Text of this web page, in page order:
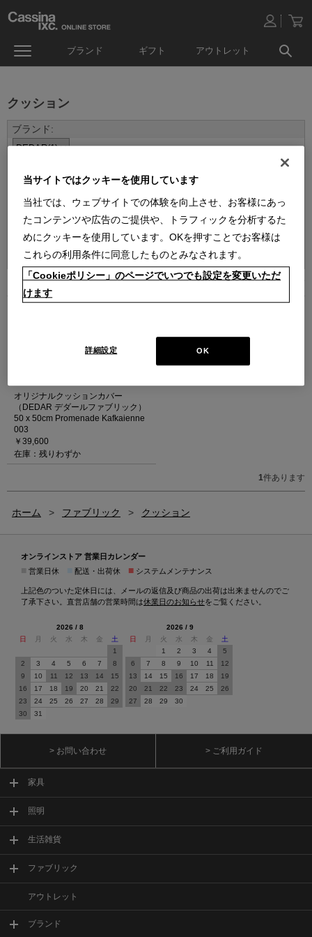
ブランド ギフト アウトレット
クッション
並べ替え：
1件あります
オリジナルクッションカバー
（DEDAR デダールファブリック）
50 x 50cm Promenade Kafkaienne
003
￥39,600
在庫：残りわずか
1件あります
ホーム > ファブリック > クッション
オンラインストア 営業日カレンダー
営業日休 配送・出荷休 ■ システムメンテナンス
上記色のついた定休日には、メールの返信及び商品の出荷は出来ませんのでご
了承下さい。直営店舗の営業時間は休業日のお知らせをご覧ください。
2026 / 8
日
月 火 水 木 金
土
1
2
3 4 5 6 7
8
9
10 11 12 13 14
15
16
17 18 19 20 21
22
23
24 25 26 27 28
29
30
31
2026 / 9
日
月 火 水 木 金
土
1
2 3 4
5
6
7 8 9 10 11
12
13
14 15 16 17 18
19
20
21 22 23 24 25
26
27
28 29 30
> お問い合わせ > ご利用ガイド
家具
照明
生活雑貨
ファブリック
アウトレット
ブランド
当サイトではクッキーを使用しています
当社では、ウェブサイトでの体験を向上させ、お客様にあっ
たコンテンツや広告のご提供や、トラフィックを分析するた
めにクッキーを使用しています。OKを押すことでお客様は
これらの利用条件に同意したものとみなされます。
「Cookieポリシー」のページでいつでも設定を変更いただ
けます
OK
詳細設定